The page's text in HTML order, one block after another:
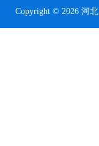
Copyright © 2026 河